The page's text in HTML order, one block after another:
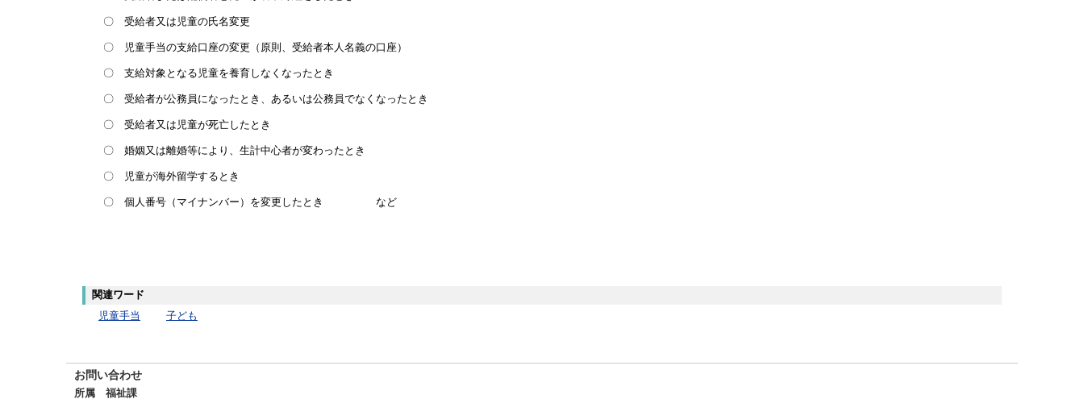
〇 受給者又は児童の氏名変更
〇 児童手当の支給口座の変更（原則、受給者本人名義の口座）
〇 支給対象となる児童を養育しなくなったとき
〇 受給者が公務員になったとき、あるいは公務員でなくなったとき
〇 受給者又は児童が死亡したとき
〇 婚姻又は離婚等により、生計中心者が変わったとき
〇 児童が海外留学するとき
〇 個人番号（マイナンバー）を変更したとき など
関連ワード
児童手当 子ども
お問い合わせ
所属 福祉課